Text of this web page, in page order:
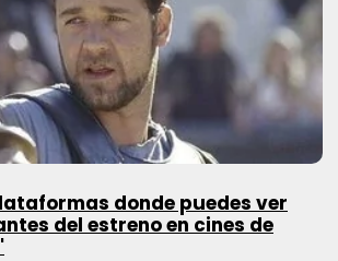
donde puedes ver
del estreno en cines de